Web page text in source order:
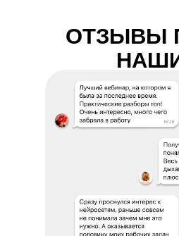
ОТЗЫВЫ